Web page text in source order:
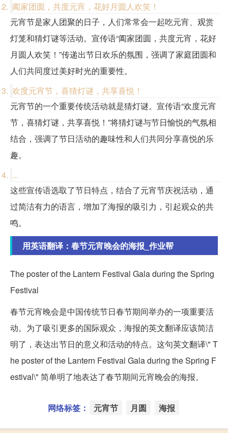
阖家团圆，共度元宵，花好月圆人欢笑！
元宵节是家人团聚的日子，人们常常会一起吃元宵、观赏
灯笼和猜灯谜等活动。宣传语“阖家团圆，共度元宵，花好
月圆人欢笑！”传递出节日欢乐的氛围，强调了家庭团圆和
人们共同度过美好时光的重要性。
欢度元宵节，喜猜灯谜，共享喜悦！
元宵节的一个重要传统活动就是猜灯谜。宣传语“欢度元宵
节，喜猜灯谜，共享喜悦！”将猜灯谜与节日愉悦的气氛相
结合，强调了节日活动的趣味性和人们共同分享喜悦的乐
趣。
...
这些宣传语选取了节日特点，结合了元宵节庆祝活动，通
过简洁有力的语言，增加了海报的吸引力，引起观众的共
鸣。
用英语翻译：春节元宵晚会的海报_作业帮
The poster of the Lantern Festival Gala during the Spring
Festival
春节元宵晚会是中国传统节日春节期间举办的一项重要活
动。为了吸引更多的国际观众，海报的英文翻译应该简洁
明了，表达出节日的意义和活动的特点。这句英文翻译\" T
he poster of the Lantern Festival Gala during the Spring F
estival\" 简单明了地表达了春节期间元宵晚会的海报。
网络标签： 元宵节 月圆 海报